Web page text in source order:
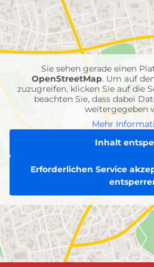
mit
Feuerwehr-
Einheiten
Sie sehen gerade einen
OpenStreetMap. Um auf
zuzugreifen, klicken Sie auf die
beachten Sie, dass dabei
weitergegeben
Mehr
Inhalt
Erforderlichen Service